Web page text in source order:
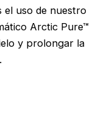
el uso de nuestro
Arctic Pure™
y prolongar la